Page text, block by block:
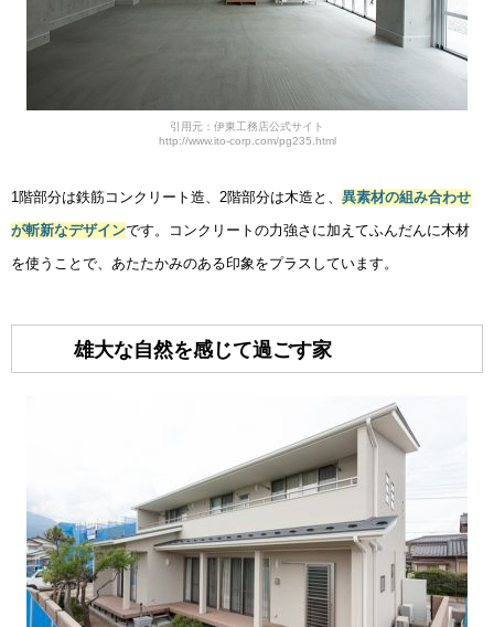
引用元：伊東工務店公式サイト
http://www.ito-corp.com/pg235.html
1階部分は鉄筋コンクリート造、2階部分は木造と、 異素材の組み合わせ
が斬新なデザインです。コンクリートの力強さに加えてふんだんに木材
を使うことで、あたたかみのある印象をプラスしています。
雄大な自然を感じて過ごす家